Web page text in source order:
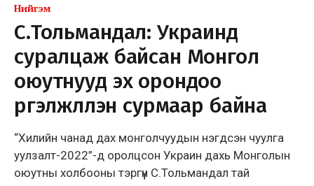
Нийгэм
С.Тольмандал: Украинд
суралцаж байсан Монгол
оюутнууд эх орондоо
үргэлжлүүлэн сурмаар байна
“Хилийн чанад дах монголчуудын нэгдсэн чуулга
уулзалт-2022”-д оролцсон Украин дахь Монголын
оюутны холбооны тэргүүн С.Тольмандал тай